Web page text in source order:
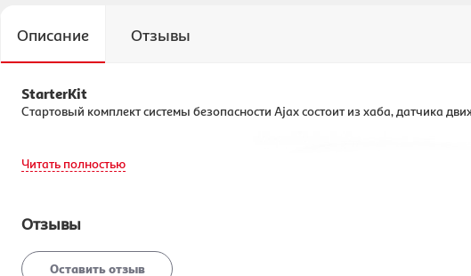
Описание Отзывы
StarterKit
Стартовый комплект системы безопасности Ajax состоит из хаба, датчика
Читать полностью
Отзывы
Оставить отзыв